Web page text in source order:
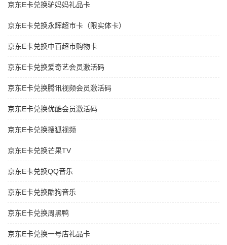
京东E卡兑换驴妈妈礼品卡
京东E卡兑换永辉超市卡（限实体卡）
京东E卡兑换中百超市购物卡
京东E卡兑换爱奇艺会员激活码
京东E卡兑换腾讯视频会员激活码
京东E卡兑换优酷会员激活码
京东E卡兑换搜狐视频
京东E卡兑换芒果TV
京东E卡兑换QQ音乐
京东E卡兑换酷狗音乐
京东E卡兑换周黑鸭
京东E卡兑换一号店礼品卡